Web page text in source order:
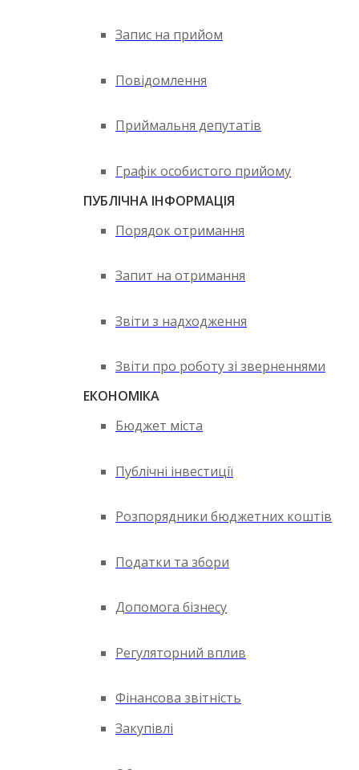
Запис на прийом
Повідомлення
Приймальня депутатів
Графік особистого прийому
ПУБЛІЧНА ІНФОРМАЦІЯ
Порядок отримання
Запит на отримання
Звіти з надходження
Звіти про роботу зі зверненнями
ЕКОНОМІКА
Бюджет міста
Публічні інвестиції
Розпорядники бюджетних коштів
Податки та збори
Допомога бізнесу
Регуляторний вплив
Фінансова звітність
Закупівлі